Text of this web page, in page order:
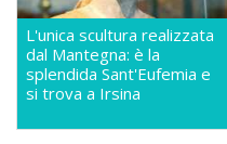
L'unica scultura realizzata
dal Mantegna: è la
splendida Sant'Eufemia e
si trova a Irsina